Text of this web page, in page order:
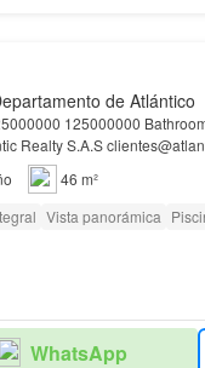
de Atlántico
125000000
Realty S.A.S
46 m²
Vista panorámica
WhatsApp